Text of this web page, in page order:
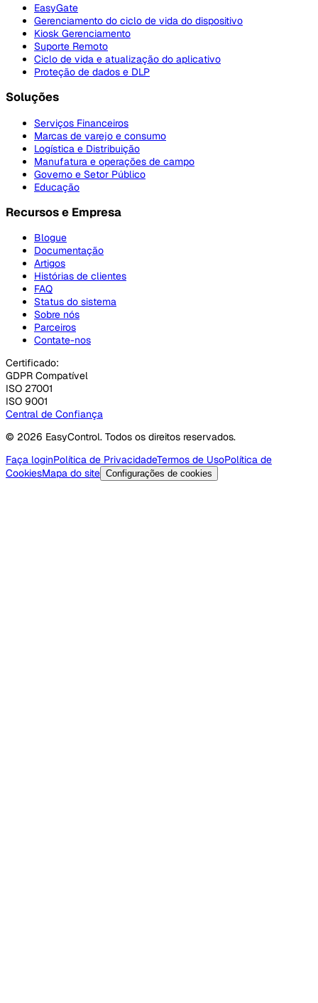
EasyGate
Gerenciamento do ciclo de vida do dispositivo
Kiosk Gerenciamento
Suporte Remoto
Ciclo de vida e atualização do aplicativo
Proteção de dados e DLP
Soluções
Serviços Financeiros
Marcas de varejo e consumo
Logística e Distribuição
Manufatura e operações de campo
Governo e Setor Público
Educação
Recursos e Empresa
Blogue
Documentação
Artigos
Histórias de clientes
FAQ
Status do sistema
Sobre nós
Parceiros
Contate-nos
Certificado:
GDPR Compatível
ISO 27001
ISO 9001
Central de Confiança
© 2026 EasyControl. Todos os direitos reservados.
Faça loginPolítica de PrivacidadeTermos de UsoPolítica de
CookiesMapa do site Configurações de cookies